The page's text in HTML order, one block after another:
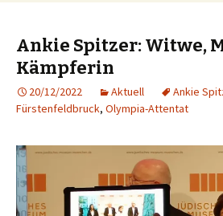
Ankie Spitzer: Witwe,
Kämpferin
20/12/2022 Aktuell Ankie
Fürstenfeldbruck, Olympia-Attentat